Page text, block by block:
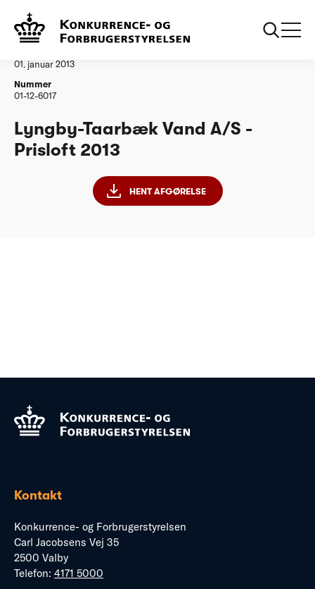
Vandtilsyn
01. januar 2013
Nummer
01-12-6017
Lyngby-Taarbæk Vand A/S -
Prisloft 2013
HENT AFGØRELSE
Kontakt
Konkurrence- og Forbrugerstyrelsen
Carl Jacobsens Vej 35
2500 Valby
Telefon: 4171 5000